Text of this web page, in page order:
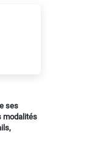
ses
modalités